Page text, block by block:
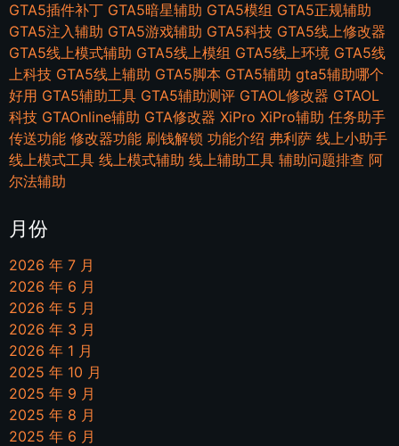
GTA5插件补丁 GTA5暗星辅助 GTA5模组 GTA5正规辅助
GTA5注入辅助 GTA5游戏辅助 GTA5科技 GTA5线上修改器
GTA5线上模式辅助 GTA5线上模组 GTA5线上环境 GTA5线
上科技 GTA5线上辅助 GTA5脚本 GTA5辅助 gta5辅助哪个
好用 GTA5辅助工具 GTA5辅助测评 GTAOL修改器 GTAOL
科技 GTAOnline辅助 GTA修改器 XiPro XiPro辅助 任务助手
传送功能 修改器功能 刷钱解锁 功能介绍 弗利萨 线上小助手
线上模式工具 线上模式辅助 线上辅助工具 辅助问题排查 阿
尔法辅助
月份
2026 年 7 月
2026 年 6 月
2026 年 5 月
2026 年 3 月
2026 年 1 月
2025 年 10 月
2025 年 9 月
2025 年 8 月
2025 年 6 月